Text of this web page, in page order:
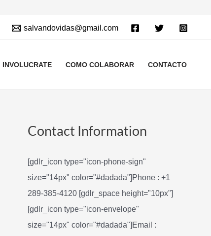
salvandovidas@gmail.com
INVOLUCRATE COMO COLABORAR CONTACTO
Contact Information
[gdlr_icon type="icon-phone-sign"
size="14px" color="#dadada"]Phone : +1
289-385-4120 [gdlr_space height="10px"]
[gdlr_icon type="icon-envelope"
size="14px" color="#dadada"]Email :